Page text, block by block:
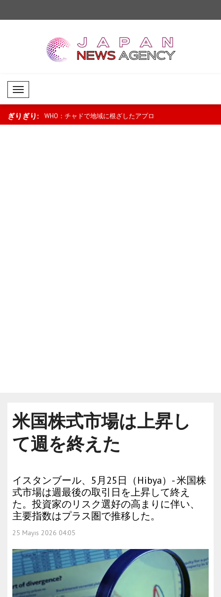
Mobil Menü
ぎりぎり:
価格引き下 WHO：チャドで地域に根ざしたアプロ
米国株式市場は上昇し
て週を終えた
イスタンブール、5月25日（Hibya）- 米国株
式市場は週最後の取引日を上昇して終え
た。投資家のリスク選好の高まりに伴い、
主要指数はプラス圏で推移した。
25 Mayıs 2026 04:05